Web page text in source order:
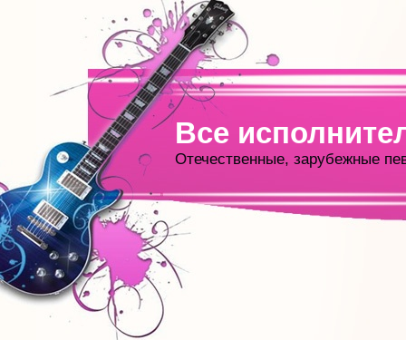
Все
Отечественные, зарубежные